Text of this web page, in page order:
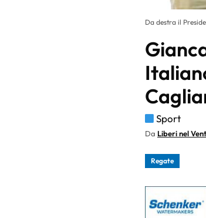
Da destra il
Sport
Da Liberi nel
Regate